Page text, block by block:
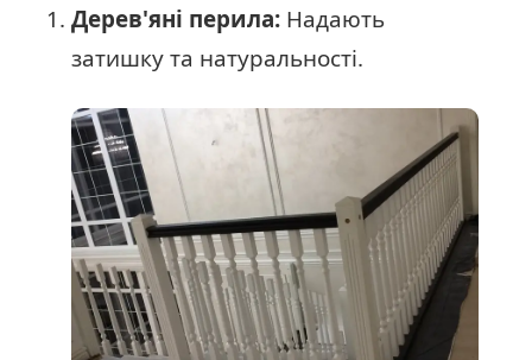
Дерев'яні перила: Надають
затишку та натуральності.